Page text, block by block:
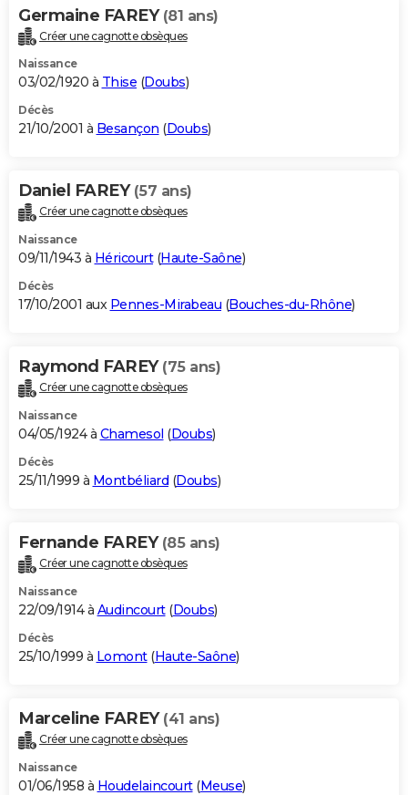
Germaine FAREY (81 ans)
Créer une cagnotte obsèques
Naissance
03/02/1920 à Thise (Doubs)
Décès
21/10/2001 à Besançon (Doubs)
Daniel FAREY (57 ans)
Créer une cagnotte obsèques
Naissance
09/11/1943 à Héricourt(Haute-Saône)
Décès
17/10/2001 aux Pennes-Mirabeau (Bouches-du-Rhône)
Raymond FAREY (75 ans)
Créer une cagnotte obsèques
Naissance
04/05/1924 à Chamesol (Doubs)
Décès
25/11/1999 à Montbéliard (Doubs)
Fernande FAREY (85 ans)
Créer une cagnotte obsèques
Naissance
22/09/1914 à Audincourt(Doubs)
Décès
25/10/1999 à Lomont(Haute-Saône)
Marceline FAREY (41 ans)
Créer une cagnotte obsèques
Naissance
01/06/1958 à Houdelaincourt(Meuse)